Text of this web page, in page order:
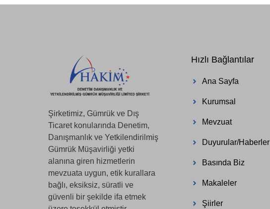
Şirketimiz, Gümrük ve Dış
Ticaret konularında Denetim,
Danışmanlık ve Yetkilendirilmiş
Gümrük Müşavirliği yetki
alanına giren hizmetlerin
mevzuata uygun, etik kurallara
bağlı, eksiksiz, süratli ve
güvenli bir şekilde ifa etmek
Hızlı Bağlantılar
Ana Sayfa
Kurumsal
Mevzuat
Duyurular/Haberler
Basında Biz
Makaleler
Şiirler